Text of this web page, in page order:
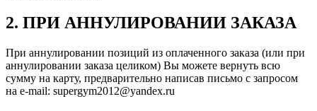
2. ПРИ АННУЛИРОВАНИИ ЗАКАЗА
При аннулировании позиций из оплаченного заказа (или при
аннулировании заказа целиком) Вы можете вернуть всю
сумму на карту, предварительно написав письмо с запросом
на e-mail: supergym2012@yandex.ru